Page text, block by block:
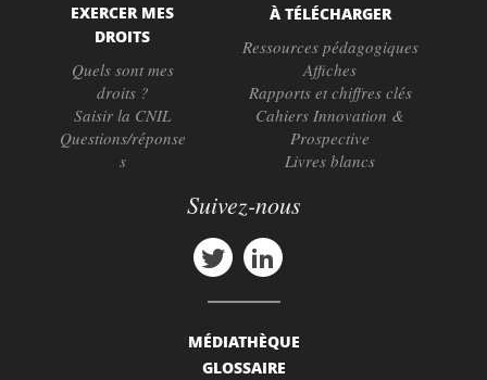
EXERCER MES
DROITS
Quels sont mes
droits ?
Saisir la CNIL
Questions/réponse
s
À TÉLÉCHARGER
Ressources pédagogiques
Affiches
Rapports et chiffres clés
Cahiers Innovation &
Prospective
Livres blancs
Suivez-nous
MÉDIATHÈQUE
GLOSSAIRE